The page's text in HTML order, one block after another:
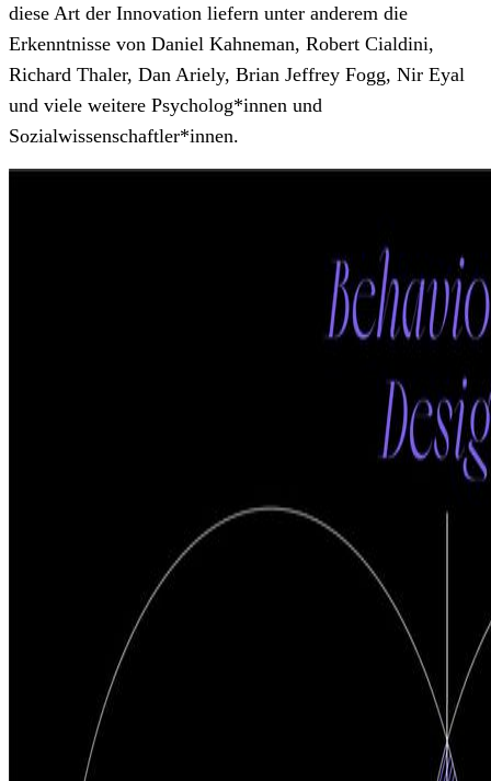
diese Art der Innovation liefern unter anderem die
Erkenntnisse von Daniel Kahneman, Robert Cialdini,
Richard Thaler, Dan Ariely, Brian Jeffrey Fogg, Nir Eyal
und viele weitere Psycholog*innen und
Sozialwissenschaftler*innen.